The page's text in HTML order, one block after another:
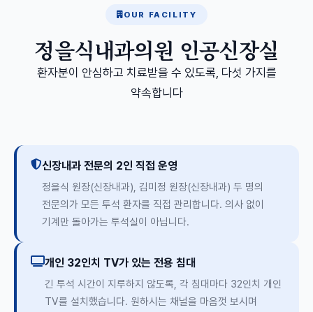
OUR FACILITY
정을식내과의원 인공신장실
환자분이 안심하고 치료받을 수 있도록, 다섯 가지를
약속합니다
신장내과 전문의 2인 직접 운영
정을식 원장(신장내과), 김미정 원장(신장내과) 두 명의
전문의가 모든 투석 환자를 직접 관리합니다. 의사 없이
기계만 돌아가는 투석실이 아닙니다.
개인 32인치 TV가 있는 전용 침대
긴 투석 시간이 지루하지 않도록, 각 침대마다 32인치 개인
TV를 설치했습니다. 원하시는 채널을 마음껏 보시며